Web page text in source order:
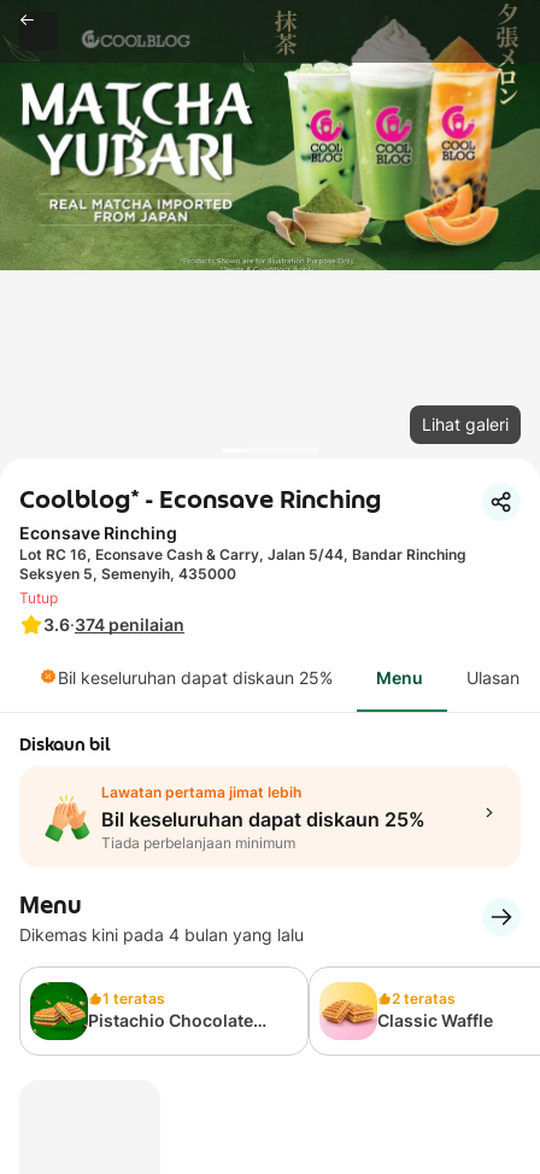
Lihat galeri
Coolblog* - Econsave Rinching
Econsave Rinching
Lot RC 16, Econsave Cash & Carry, Jalan 5/44, Bandar Rinching
Seksyen 5, Semenyih, 435000
3.6·374 penilaian
Tutup
Bil keseluruhan dapat diskaun 25% Menu Ulasan
Diskaun bil
Lawatan pertama jimat lebih
Bil keseluruhan dapat diskaun 25%
Tiada perbelanjaan minimum
Menu
Dikemas kini pada 4 bulan yang lalu
1 teratas
Pistachio Chocolate
2 teratas
Classic Waffle